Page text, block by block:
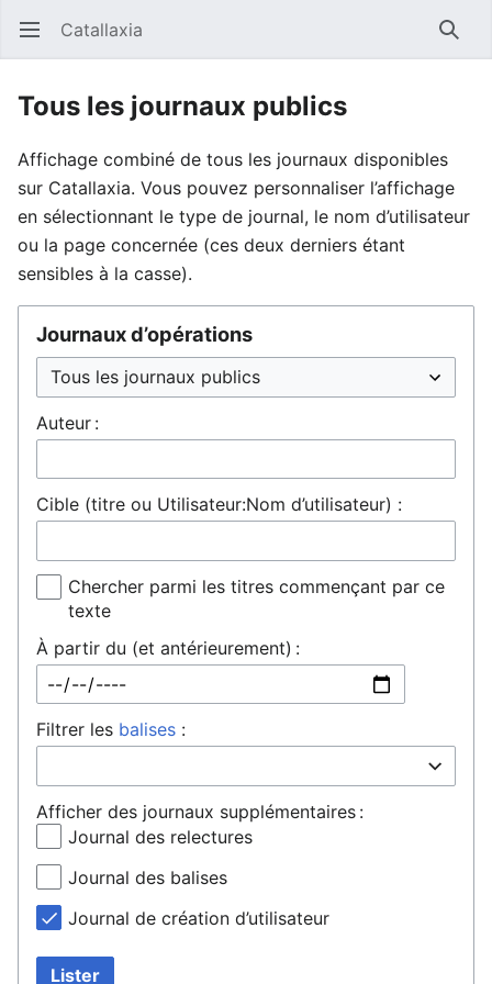
Ouvrir le menu principal Catallaxia
Tous les journaux publics
Affichage combiné de tous les journaux disponibles
sur Catallaxia. Vous pouvez personnaliser l’affichage
en sélectionnant le type de journal, le nom d’utilisateur
ou la page concernée (ces deux derniers étant
sensibles à la casse).
Journaux d’opérations
Auteur :
Cible (titre ou Utilisateur:Nom d’utilisateur) :
Chercher parmi les titres commençant par ce
texte
À partir du (et antérieurement) :
Filtrer les balises :
Afficher des journaux supplémentaires :
Journal des relectures
Journal des balises
Journal de création d’utilisateur
Lister